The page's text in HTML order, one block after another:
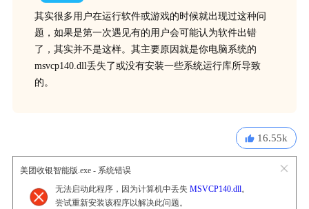
其实很多用户在运行软件或游戏的时候就出现过这种问
题，如果是第一次遇见有的用户会可能认为软件出错
了，其实并不是这样。其主要原因就是你电脑系统的
msvcp140.dll丢失了或没有安装一些系统运行库所导致
的。
16.55k
美团收银智能版.exe - 系统错误
无法启动此程序，因为计算机中丢失 MSVCP140.dll。
尝试重新安装该程序以解决此问题。